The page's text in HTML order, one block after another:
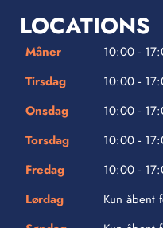
LOCATIONS
Måner
10:00 -
Tirsdag
10:00 -
Onsdag
10:00 -
Torsdag
10:00 -
Fredag
10:00 -
Lørdag
Kun åbent